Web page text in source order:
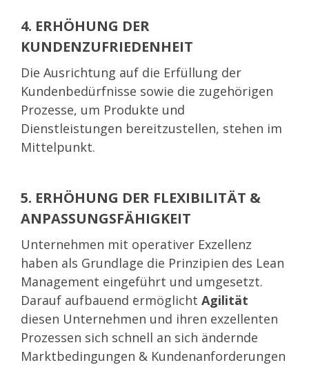
4. ERHÖHUNG DER
KUNDENZUFRIEDENHEIT
Die Ausrichtung auf die Erfüllung der
Kundenbedürfnisse sowie die zugehörigen
Prozesse, um Produkte und
Dienstleistungen bereitzustellen, stehen im
Mittelpunkt.
5. ERHÖHUNG DER FLEXIBILITÄT &
ANPASSUNGSFÄHIGKEIT
Unternehmen mit operativer Exzellenz
haben als Grundlage die Prinzipien des Lean
Management eingeführt und umgesetzt.
Darauf aufbauend ermöglicht Agilität
diesen Unternehmen und ihren exzellenten
Prozessen sich schnell an sich ändernde
Marktbedingungen & Kundenanforderungen